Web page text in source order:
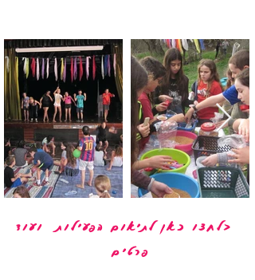
<לחצו כאן לתיאום הפעילות ועוד
פרטים